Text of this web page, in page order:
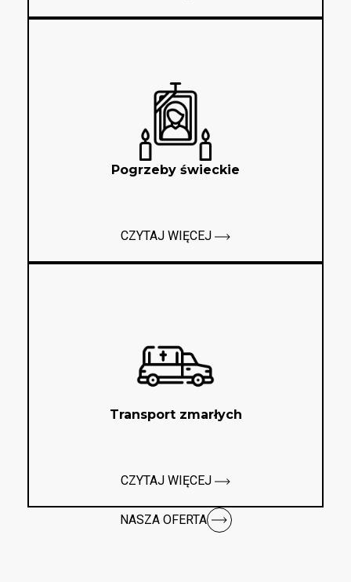
Pogrzeby świeckie
CZYTAJ WIĘCEJ
Transport zmarłych
CZYTAJ WIĘCEJ
NASZA OFERTA